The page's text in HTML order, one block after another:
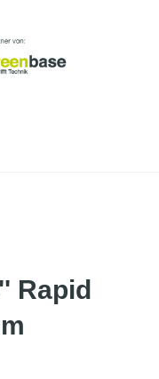
Rapid